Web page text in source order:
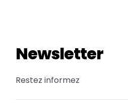
Newsletter
Restez informez